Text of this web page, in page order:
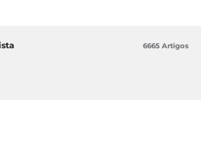
6665 Artigos